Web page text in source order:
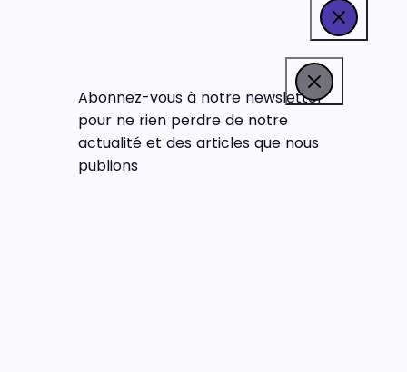
Abonnez-vous à notre newsletter
pour ne rien perdre de notre
actualité et des articles que nous
publions